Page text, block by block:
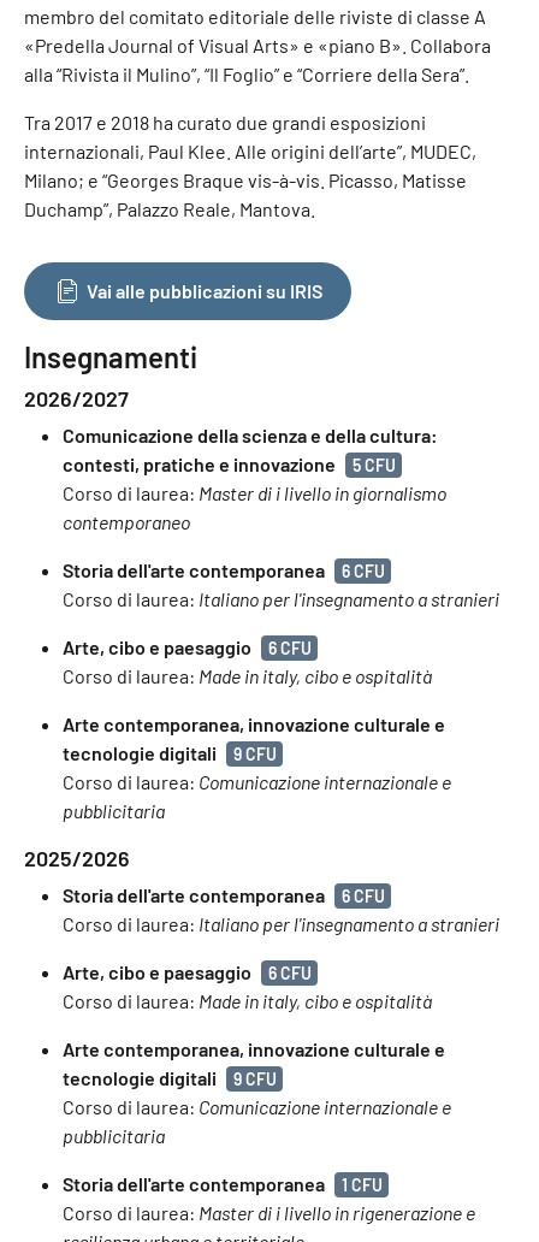
membro del comitato editoriale delle riviste di classe A
«Predella Journal of Visual Arts» e «piano B». Collabora
alla “Rivista il Mulino”, “Il Foglio” e “Corriere della Sera”.
Tra 2017 e 2018 ha curato due grandi esposizioni
internazionali, Paul Klee. Alle origini dell’arte”, MUDEC,
Milano; e “Georges Braque vis-à-vis. Picasso, Matisse
Duchamp”, Palazzo Reale, Mantova.
Vai alle pubblicazioni su IRIS
Insegnamenti
2026/2027
Comunicazione della scienza e della cultura:
contesti, pratiche e innovazione
5 CFU
Corso di laurea: Master di i livello in giornalismo
contemporaneo
Storia dell'arte contemporanea 6 CFU
Corso di laurea: Italiano per l'insegnamento a stranieri
Arte, cibo e paesaggio 6 CFU
Corso di laurea: Made in italy, cibo e ospitalità
Arte contemporanea, innovazione culturale e
tecnologie digitali
9 CFU
Corso di laurea: Comunicazione internazionale e
pubblicitaria
2025/2026
Storia dell'arte contemporanea 6 CFU
Corso di laurea: Italiano per l'insegnamento a stranieri
Arte, cibo e paesaggio 6 CFU
Corso di laurea: Made in italy, cibo e ospitalità
Arte contemporanea, innovazione culturale e
tecnologie digitali
9 CFU
Corso di laurea: Comunicazione internazionale e
pubblicitaria
Storia dell'arte contemporanea 1 CFU
Corso di laurea: Master di i livello in rigenerazione e